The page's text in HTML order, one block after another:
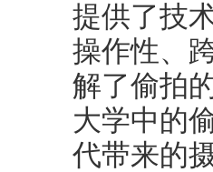
提供了技
操作性、
解了偷拍
大学中的
代带来的